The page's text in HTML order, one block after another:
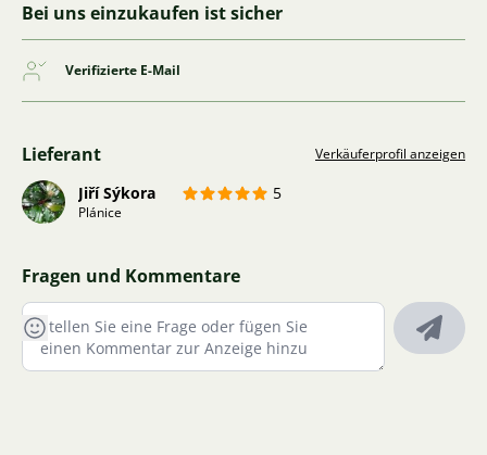
Bei uns einzukaufen ist sicher
Verifizierte E-Mail
Lieferant Verkäuferprofil anzeigen
Jiří Sýkora 5
Plánice
Fragen und Kommentare